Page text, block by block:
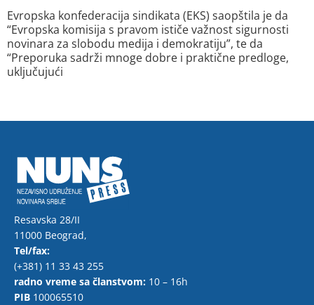
Evropska konfederacija sindikata (EKS) saopštila je da
“Evropska komisija s pravom ističe važnost sigurnosti
novinara za slobodu medija i demokratiju”, te da
“Preporuka sadrži mnoge dobre i praktične predloge,
uključujući
Resavska 28/II
11000 Beograd,
Tel/fax:
(+381) 11 33 43 255
radno vreme sa članstvom: 10 – 16h
PIB 100065510